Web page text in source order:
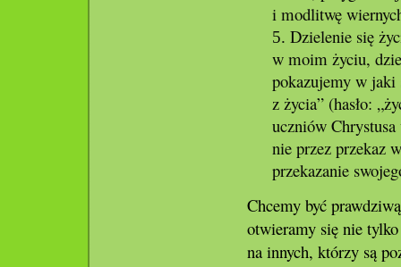
i modlitwę
Dzielenie się
w moim życiu,
pokazujemy w jaki
z życia” (hasło:
uczniów
nie przez przekaz
przekazanie
Chcemy być
otwieramy się nie
na innych, którzy są